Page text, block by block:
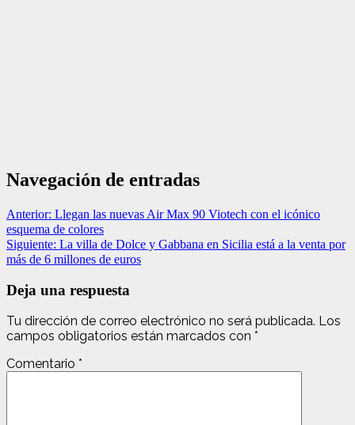
Navegación de entradas
Anterior: Llegan las nuevas Air Max 90 Viotech con el icónico
esquema de colores
Siguiente: La villa de Dolce y Gabbana en Sicilia está a la venta por
más de 6 millones de euros
Deja una respuesta
Tu dirección de correo electrónico no será publicada. Los
campos obligatorios están marcados con *
Comentario *